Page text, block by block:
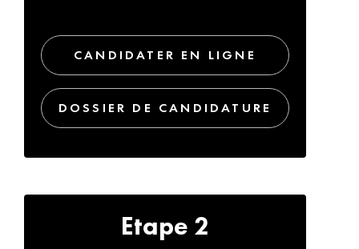
CANDIDATER EN LIGNE
DOSSIER DE CANDIDATURE
Etape 2